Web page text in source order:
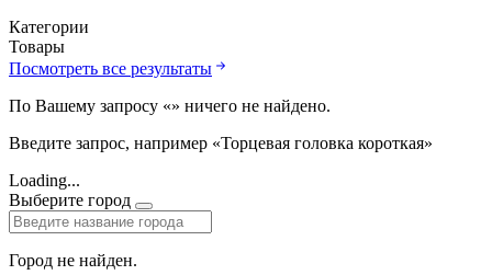
Категории
Товары
Посмотреть все результаты
По Вашему запросу «» ничего не найдено.
Введите запрос, например «Торцевая головка короткая»
Loading...
Выберите город
Город не найден.